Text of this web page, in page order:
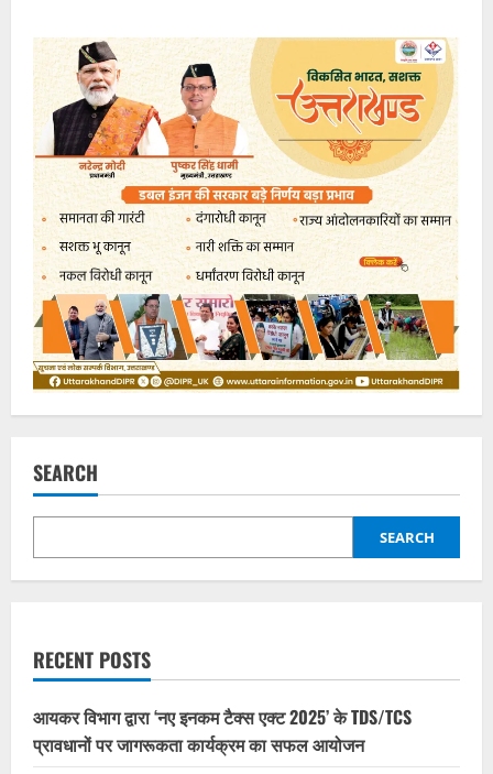
SEARCH
SEARCH
RECENT POSTS
आयकर विभाग द्वारा ‘नए इनकम टैक्स एक्ट 2025’ के TDS/TCS
प्रावधानों पर जागरूकता कार्यक्रम का सफल आयोजन